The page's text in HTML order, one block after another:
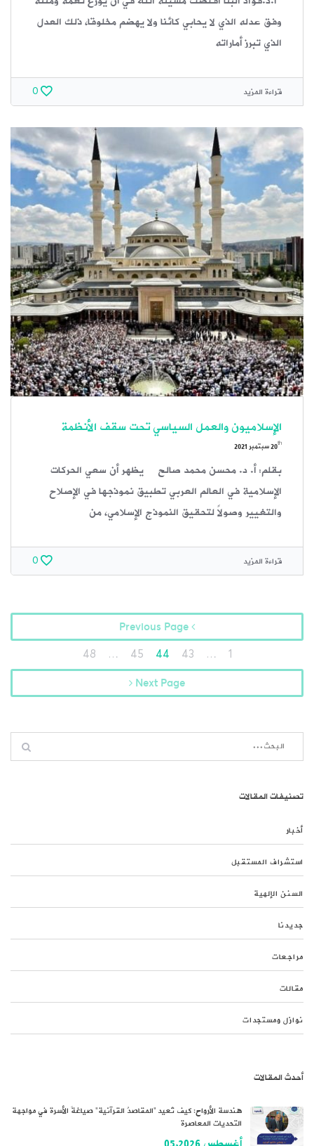
وفق عدله الذي لا يحابي كائنا ولا يهضم مخلوقا، ذلك العدل
الذي تبرز أماراته
قراءة المزيد 0
الإسلاميون والعمل السياسي تحت سقف الأنظمة
20th سبتمبر 2021
بقلم: أ. د. محسن محمد صالح يظهر أن سعي الحركات
الإسلامية في العالم العربي تطبيق نموذجها في الإصلاح
والتغيير وصولاً لتحقيق النموذج الإسلامي، من
قراءة المزيد 0
1
…
43
44
45
…
48
Next Page
تصنيفات المقالات
أخبار
استشراف المستقبل
السنن الإلهية
جديدنا
مراجعات
مقالات
نوازل ومستجدات
أحدث المقالات
هندسة الأرواح: كيف تُعيد “المقاصدُ القرآنية” صياغةَ الأسرة في مواجهة
التحديات المعاصرة